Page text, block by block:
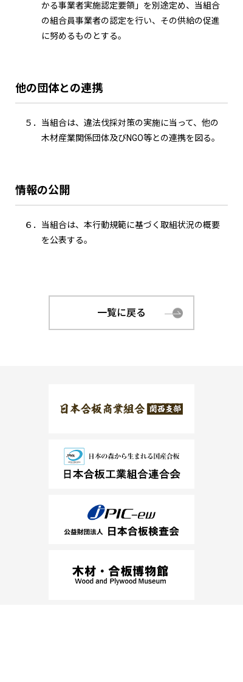
かる事業者実施認定要領」を別途定め、当組合
の組合員事業者の認定を行い、その供給の促進
に努めるものとする。
他の団体との連携
５．当組合は、違法伐採対策の実施に当って、他の
木材産業関係団体及びNGO等との連携を図る。
情報の公開
６．当組合は、本行動規範に基づく取組状況の概要
を公表する。
一覧に戻る